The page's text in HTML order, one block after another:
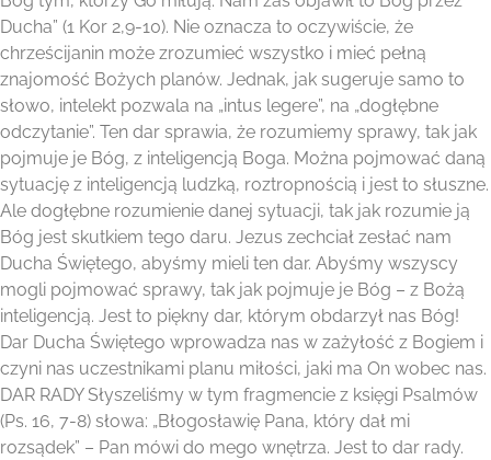
Ducha” (1 Kor 2,9-10). Nie oznacza to oczywiście, że
chrześcijanin może zrozumieć wszystko i mieć pełną
znajomość Bożych planów. Jednak, jak sugeruje samo to
słowo, intelekt pozwala na „intus legere”, na „dogłębne
odczytanie”. Ten dar sprawia, że rozumiemy sprawy, tak jak
pojmuje je Bóg, z inteligencją Boga. Można pojmować daną
sytuację z inteligencją ludzką, roztropnością i jest to słuszne.
Ale dogłębne rozumienie danej sytuacji, tak jak rozumie ją
Bóg jest skutkiem tego daru. Jezus zechciał zesłać nam
Ducha Świętego, abyśmy mieli ten dar. Abyśmy wszyscy
mogli pojmować sprawy, tak jak pojmuje je Bóg – z Bożą
inteligencją. Jest to piękny dar, którym obdarzył nas Bóg!
Dar Ducha Świętego wprowadza nas w zażyłość z Bogiem i
czyni nas uczestnikami planu miłości, jaki ma On wobec nas.
DAR RADY Słyszeliśmy w tym fragmencie z księgi Psalmów
(Ps. 16, 7-8) słowa: „Błogosławię Pana, który dał mi
rozsądek” – Pan mówi do mego wnętrza. Jest to dar rady.